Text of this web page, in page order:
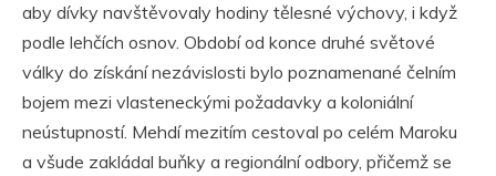
aby dívky navštěvovaly hodiny tělesné výchovy, i když
podle lehčích osnov. Období od konce druhé světové
války do získání nezávislosti bylo poznamenané čelním
bojem mezi vlasteneckými požadavky a koloniální
neústupností. Mehdí mezitím cestoval po celém Maroku
a všude zakládal buňky a regionální odbory, přičemž se